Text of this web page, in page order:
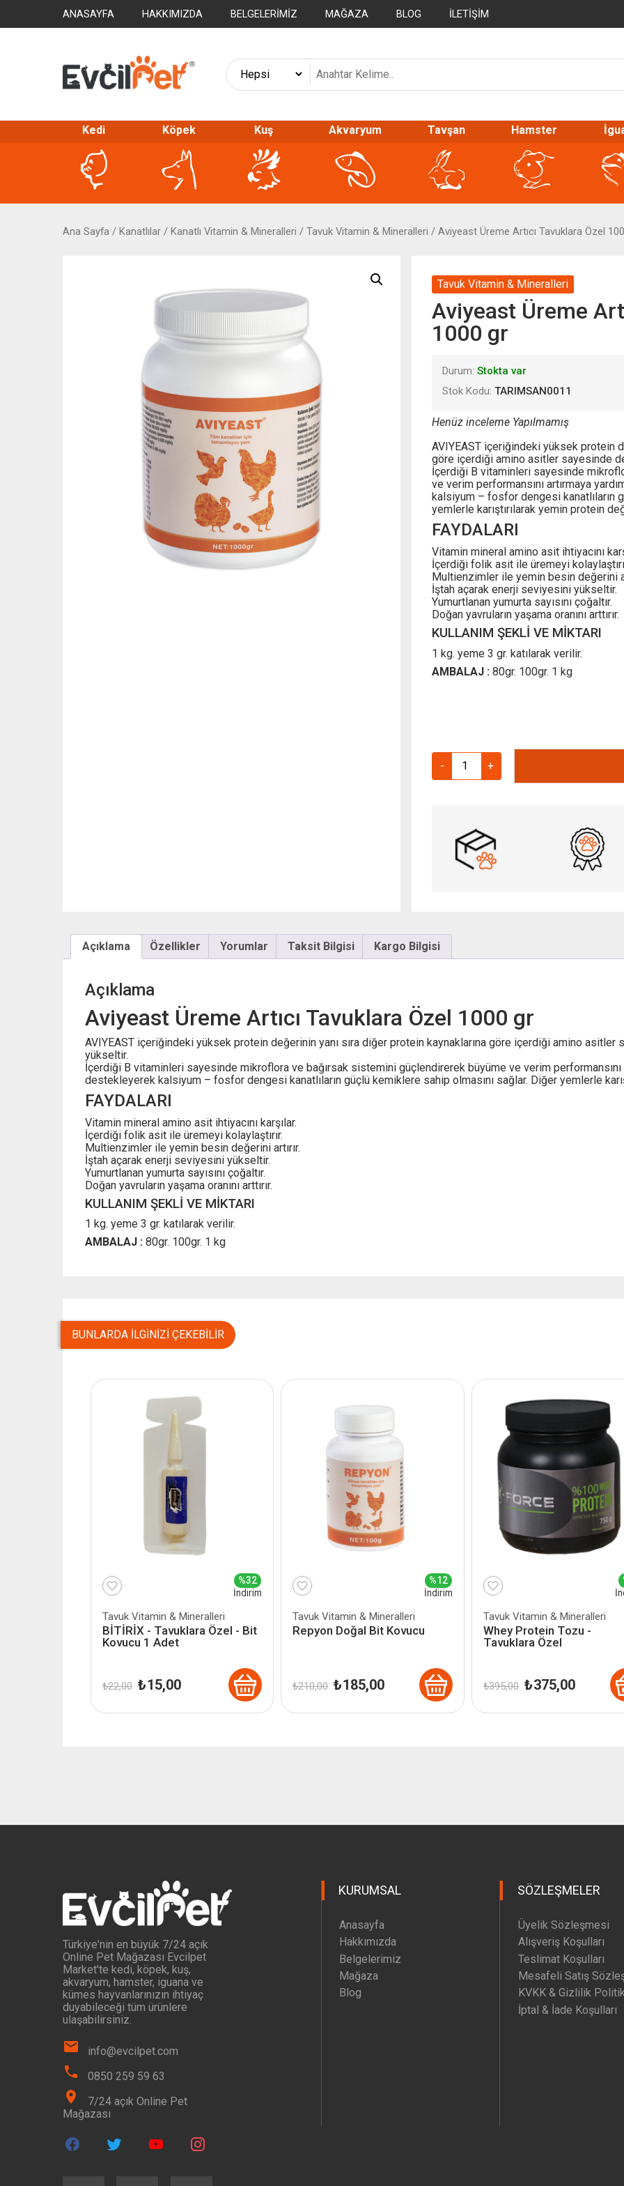
ANASAYFA HAKKIMIZDA BELGELERIMIZ MAĞAZA BLOG İLETIŞIM
Kedi Köpek Kuş Akvaryum Tavşan Hamster
Ana Sayfa/ Kanatlılar/ Kanatlı Vitamin & Mineralleri / Tavuk Vitamin & Mineralleri / Aviyeast Üreme Artıcı Tavuklara Özel
Tavuk Vitamin & Mineralleri
Aviyeast Üreme
1000 gr
Durum: Stokta var
Stok Kodu: TARIMSAN0011
Henüz inceleme Yapılmamış
AVIYEAST içeriğindeki yüksek protein
göre içerdiği amino asitler sayesinde
İçerdiği B vitaminleri sayesinde
ve verim performansını artırmaya
kalsiyum – fosfor dengesi kanatlıların
yemlerle karıştırılarak yemin protein
FAYDALARI
Vitamin mineral amino asit ihtiyacını
İçerdiği folik asit ile üremeyi
Multienzimler ile yemin besin değerini
İştah açarak enerji seviyesini yükseltir.
Yumurtlanan yumurta sayısını çoğaltır.
Doğan yavruların yaşama oranını arttırır.
KULLANIM ŞEKLİ VE MİKTARI
1 kg. yeme 3 gr. katılarak verilir.
AMBALAJ : 80gr. 100gr. 1 kg
-
Aviyeast
Üreme
1000
gr
adet
+
Açıklama Özellikler Yorumlar Taksit Bilgisi Kargo Bilgisi
Açıklama
Aviyeast Üreme Artıcı Tavuklara Özel 1000 gr
AVIYEAST içeriğindeki yüksek protein değerinin yanı sıra diğer protein kaynaklarına göre içerdiği amino
yükseltir.
İçerdiği B vitaminleri sayesinde mikroflora ve bağırsak sistemini güçlendirerek büyüme ve verim performansını
destekleyerek kalsiyum – fosfor dengesi kanatlıların güçlü kemiklere sahip olmasını sağlar. Diğer yemlerle
FAYDALARI
Vitamin mineral amino asit ihtiyacını karşılar.
İçerdiği folik asit ile üremeyi kolaylaştırır.
Multienzimler ile yemin besin değerini artırır.
İştah açarak enerji seviyesini yükseltir.
Yumurtlanan yumurta sayısını çoğaltır.
Doğan yavruların yaşama oranını arttırır.
KULLANIM ŞEKLİ VE MİKTARI
1 kg. yeme 3 gr. katılarak verilir.
AMBALAJ :80gr. 100gr. 1 kg
BUNLARDA İLGINIZI ÇEKEBILIR
%32
İndirim
Tavuk Vitamin & Mineralleri
BİTİRİX - Tavuklara Özel - Bit
Kovucu 1 Adet
₺22,00 Orijinal
fiyat:
₺15,00Şu
%12
İndirim
Tavuk Vitamin & Mineralleri
Repyon Doğal Bit Kovucu
₺210,00 Orijinal
fiyat:
₺185,00Şu
Tavuk Vitamin & Mineralleri
Whey Protein Tozu -
Tavuklara Özel
₺395,00 Orijinal
fiyat:
₺375,00Şu
Türkiye'nin en büyük 7/24 açık
Online Pet Mağazası Evcilpet
Market'te kedi, köpek, kuş,
akvaryum, hamster, iguana ve
kümes hayvanlarınızın ihtiyaç
duyabileceği tüm ürünlere
ulaşabilirsiniz.
info@evcilpet.com
0850 259 59 63
7/24 açık Online Pet
Mağazası
KURUMSAL
Anasayfa
Hakkımızda
Belgelerimiz
Mağaza
Blog
SÖZLEŞMELER
Üyelik Sözleşmesi
Alışveriş Koşulları
Teslimat Koşulları
Mesafeli Satış
KVKK & Gizlilik
İptal & İade Koşulları